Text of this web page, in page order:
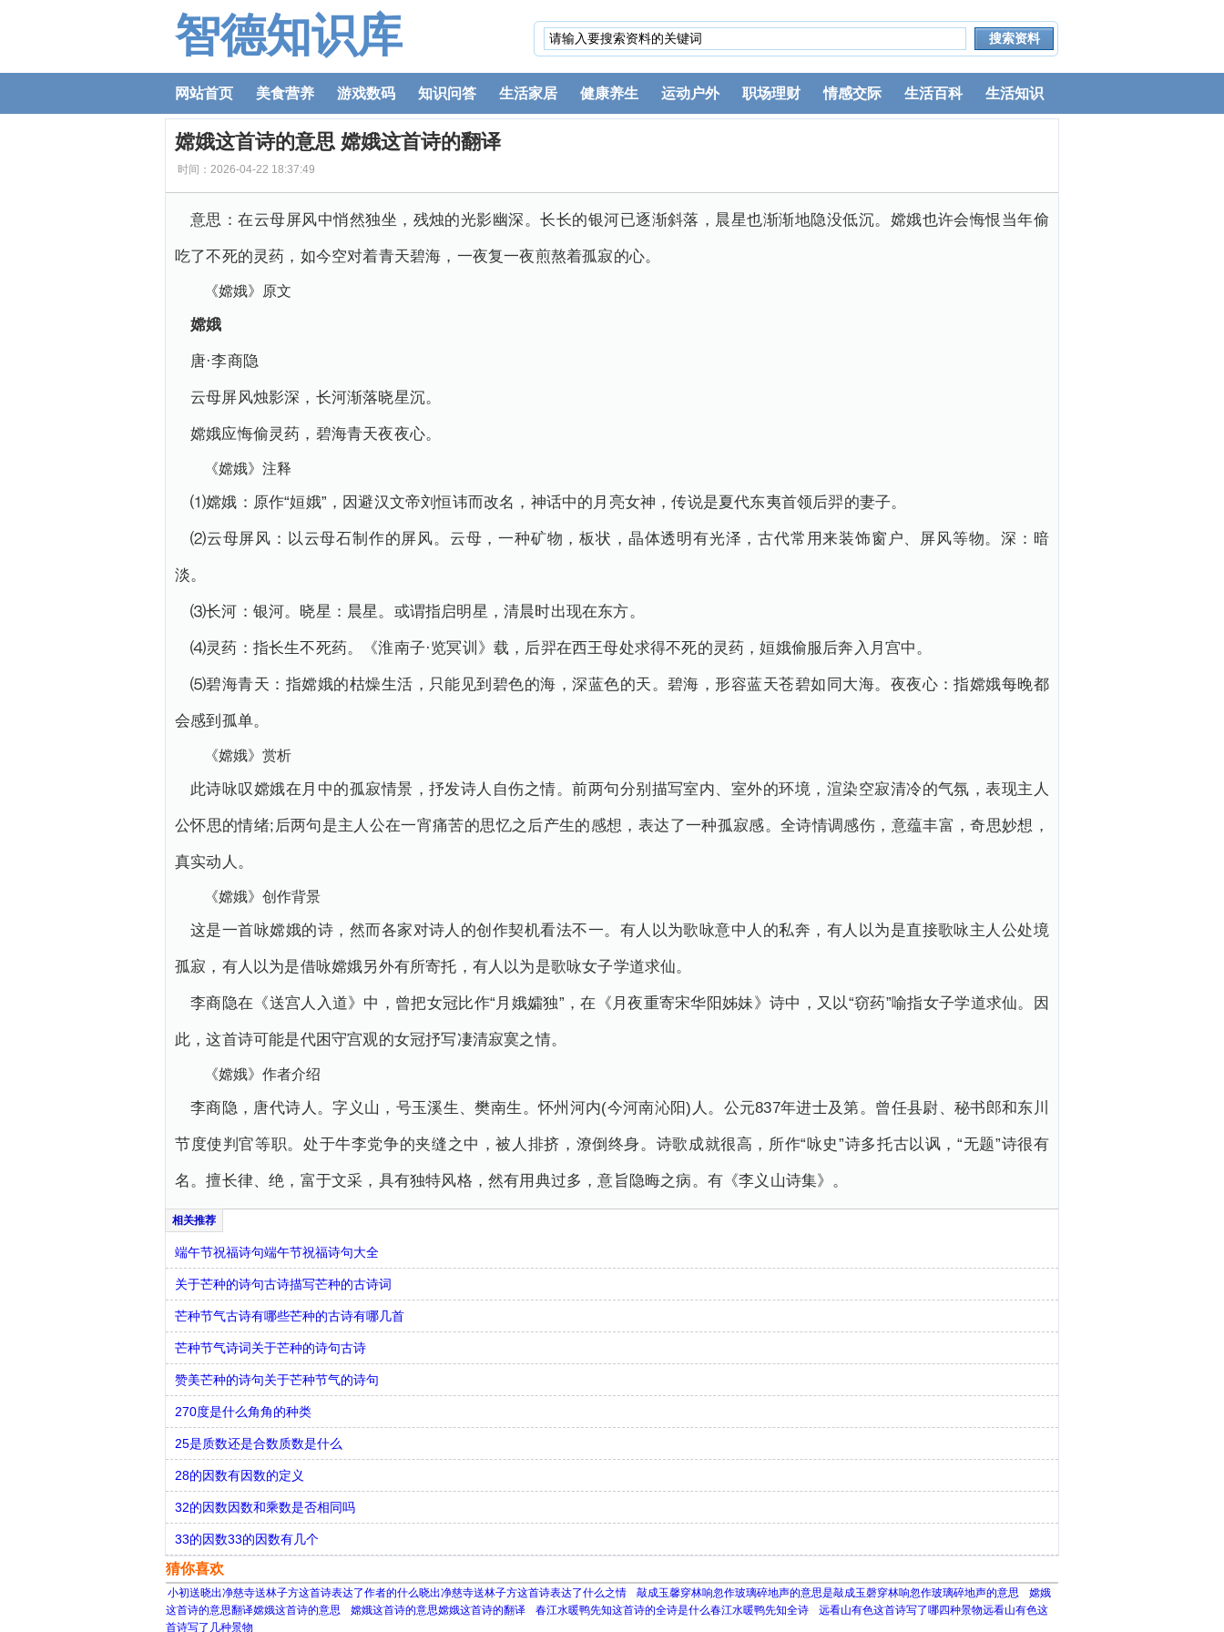
智德知识库
网站首页 美食营养 游戏数码 知识问答 生活家居 健康养生 运动户外 职场理财 情感交际 生活百科 生活知识
嫦娥这首诗的意思 嫦娥这首诗的翻译
时间：2026-04-22 18:37:49
意思：在云母屏风中悄然独坐，残烛的光影幽深。长长的银河已逐渐斜落，晨星也渐渐地隐没低沉。嫦娥也许会悔恨当年偷
吃了不死的灵药，如今空对着青天碧海，一夜复一夜煎熬着孤寂的心。
《嫦娥》原文
嫦娥
唐·李商隐
云母屏风烛影深，长河渐落晓星沉。
嫦娥应悔偷灵药，碧海青天夜夜心。
《嫦娥》注释
⑴嫦娥：原作“姮娥”，因避汉文帝刘恒讳而改名，神话中的月亮女神，传说是夏代东夷首领后羿的妻子。
⑵云母屏风：以云母石制作的屏风。云母，一种矿物，板状，晶体透明有光泽，古代常用来装饰窗户、屏风等物。深：暗
淡。
⑶长河：银河。晓星：晨星。或谓指启明星，清晨时出现在东方。
⑷灵药：指长生不死药。《淮南子·览冥训》载，后羿在西王母处求得不死的灵药，姮娥偷服后奔入月宫中。
⑸碧海青天：指嫦娥的枯燥生活，只能见到碧色的海，深蓝色的天。碧海，形容蓝天苍碧如同大海。夜夜心：指嫦娥每晚都
会感到孤单。
《嫦娥》赏析
此诗咏叹嫦娥在月中的孤寂情景，抒发诗人自伤之情。前两句分别描写室内、室外的环境，渲染空寂清冷的气氛，表现主人
公怀思的情绪;后两句是主人公在一宵痛苦的思忆之后产生的感想，表达了一种孤寂感。全诗情调感伤，意蕴丰富，奇思妙想，
真实动人。
《嫦娥》创作背景
这是一首咏嫦娥的诗，然而各家对诗人的创作契机看法不一。有人以为歌咏意中人的私奔，有人以为是直接歌咏主人公处境
孤寂，有人以为是借咏嫦娥另外有所寄托，有人以为是歌咏女子学道求仙。
李商隐在《送宫人入道》中，曾把女冠比作“月娥孀独”，在《月夜重寄宋华阳姊妹》诗中，又以“窃药”喻指女子学道求仙。因
此，这首诗可能是代困守宫观的女冠抒写凄清寂寞之情。
《嫦娥》作者介绍
李商隐，唐代诗人。字义山，号玉溪生、樊南生。怀州河内(今河南沁阳)人。公元837年进士及第。曾任县尉、秘书郎和东川
节度使判官等职。处于牛李党争的夹缝之中，被人排挤，潦倒终身。诗歌成就很高，所作“咏史”诗多托古以讽，“无题”诗很有
名。擅长律、绝，富于文采，具有独特风格，然有用典过多，意旨隐晦之病。有《李义山诗集》。
端午节祝福诗句端午节祝福诗句大全
关于芒种的诗句古诗描写芒种的古诗词
芒种节气古诗有哪些芒种的古诗有哪几首
芒种节气诗词关于芒种的诗句古诗
赞美芒种的诗句关于芒种节气的诗句
270度是什么角角的种类
25是质数还是合数质数是什么
28的因数有因数的定义
32的因数因数和乘数是否相同吗
33的因数33的因数有几个
猜你喜欢
小初送晓出净慈寺送林子方这首诗表达了作者的什么晓出净慈寺送林子方这首诗表达了什么之情 敲成玉馨穿林响忽作玻璃碎地声的意思是敲成玉磬穿林响忽作玻璃碎地声的意思
嫦娥
这首诗的意思翻译嫦娥这首诗的意思
嫦娥这首诗的意思嫦娥这首诗的翻译 春江水暖鸭先知这首诗的全诗是什么春江水暖鸭先知全诗
远看山有色这首诗写了哪四种景物远看山有色这
首诗写了几种景物